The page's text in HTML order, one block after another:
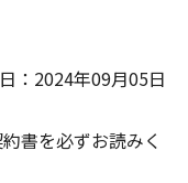
：2024年09月05日
書を必ずお読みく